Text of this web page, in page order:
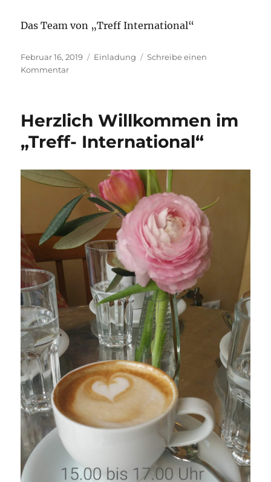
Das Team von „Treff International“
Veröffentlicht
am
Februar 16, 2019 Kategorien
Einladung
Schreibe einen
Kommentarzu
17.02.2019
Herzlich Willkommen im
„Treff- International“